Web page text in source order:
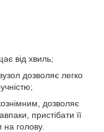
від хвиль;
дозволяє легко
дозволяє
пристібати її
голову.